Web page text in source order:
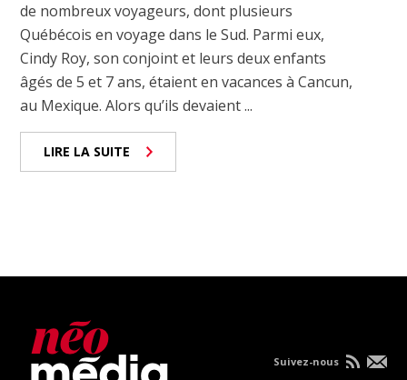
de nombreux voyageurs, dont plusieurs
Québécois en voyage dans le Sud. Parmi eux,
Cindy Roy, son conjoint et leurs deux enfants
âgés de 5 et 7 ans, étaient en vacances à Cancun,
au Mexique. Alors qu’ils devaient ...
LIRE LA SUITE
Suivez-nous